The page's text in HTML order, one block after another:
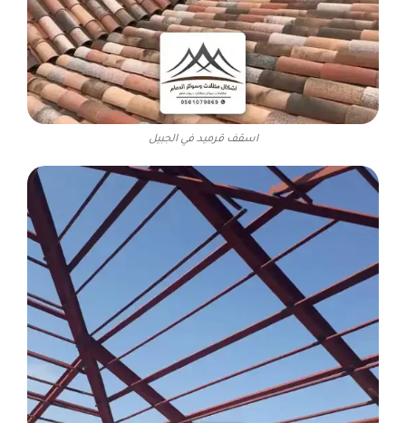
اسقف قرميد في الجبيل